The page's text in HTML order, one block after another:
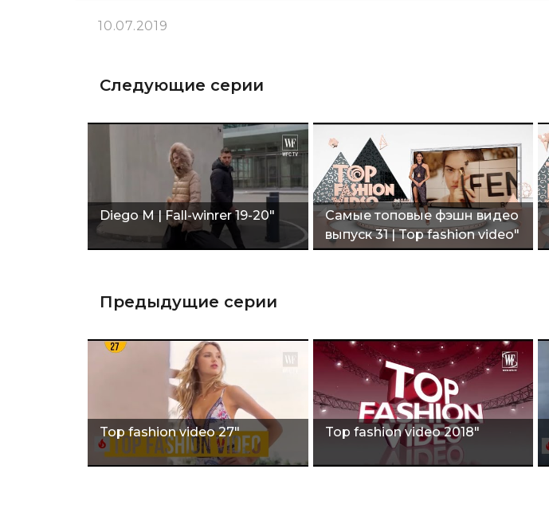
10.07.2019
Следующие серии
Diego M | Fall-winrer 19-20"
Самые топовые фэшн видео
выпуск 31 | Top fashion video"
Предыдущие серии
Top fashion video 27" Top fashion video 2018"